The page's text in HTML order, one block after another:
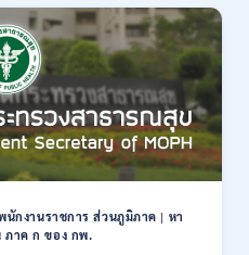
นักงานราชการ ส่วนภูมิภาค | หา
ภาค ก ของ กพ.